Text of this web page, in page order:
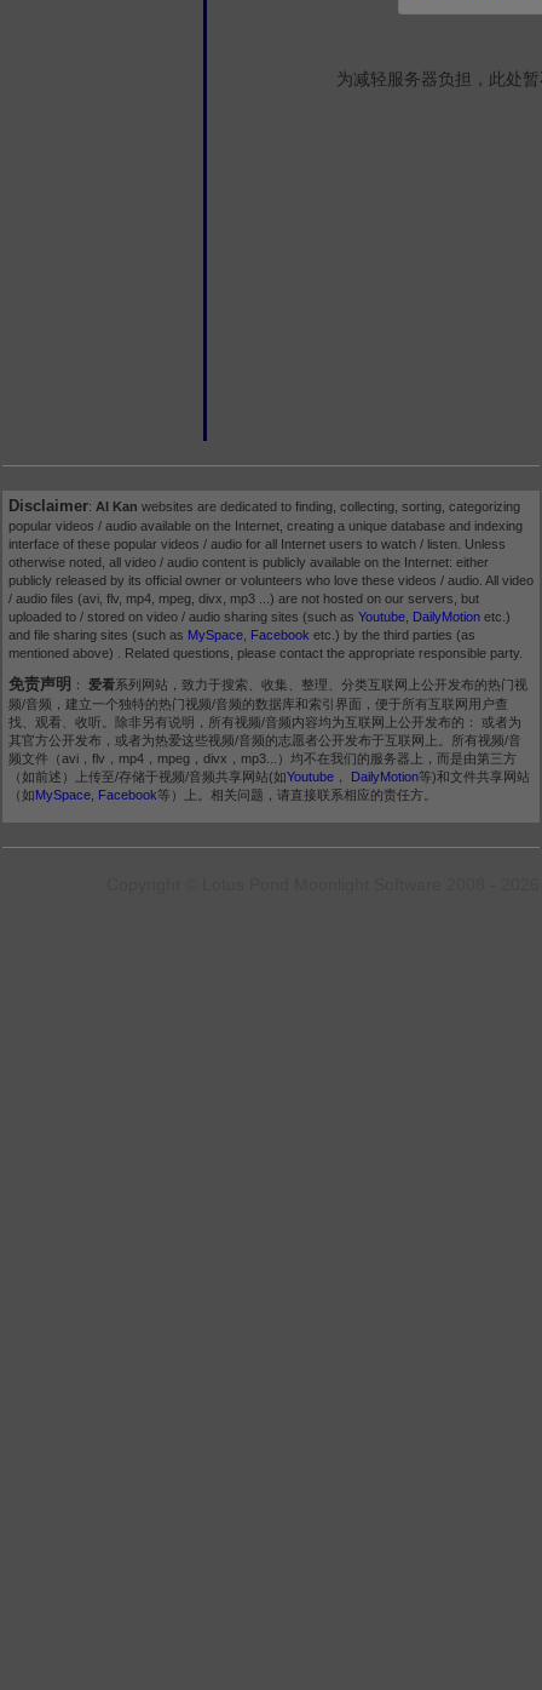
为减轻服务器负担，此处
Disclaimer: AI Kan websites are dedicated to finding, collecting, sorting, categorizing
popular videos / audio available on the Internet, creating a unique database and indexing
interface of these popular videos / audio for all Internet users to watch / listen. Unless
otherwise noted, all video / audio content is publicly available on the Internet: either
publicly released by its official owner or volunteers who love these videos / audio. All video
/ audio files (avi, flv, mp4, mpeg, divx, mp3 ...) are not hosted on our servers, but
uploaded to / stored on video / audio sharing sites (such as Youtube DailyMotion etc.)
and file sharing sites (such as MySpace Facebook etc.) by the third parties (as
mentioned above) . Related questions, please contact the appropriate responsible party.
免责声明 ： 爱看系列网站，致力于搜索、收集、整理、分类互联网上公开发布的热门视
频/音频，建立一个独特的热门视频/音频的数据库和索引界面，便于所有互联网用户查
找、观看、收听。除非另有说明，所有视频/音频内容均为互联网上公开发布的： 或者为
其官方公开发布，或者为热爱这些视频/音频的志愿者公开发布于互联网上。所有视频/音
频文件（avi，flv，mp4，mpeg，divx，mp3...）均不在我们的服务器上，而是由第三方
（如前述）上传至/存储于视频/音频共享网站(如Youtube DailyMotion等)和文件共享网站
（如MySpace Facebook等）上。相关问题，请直接联系相应的责任方。